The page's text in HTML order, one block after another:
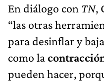
En diálogo con TN,
“las otras
para desinflar y
como la
pueden hacer,